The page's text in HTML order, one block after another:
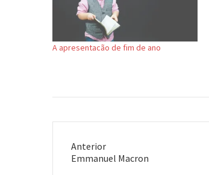
A apresentacão de fim de ano
Anterior
Post
Emmanuel Macron